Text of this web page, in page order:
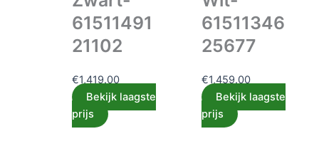
61511491
21102
€1,419.00
Bekijk laagste
prijs
61511346
25677
€1,459.00
Bekijk laagste
prijs